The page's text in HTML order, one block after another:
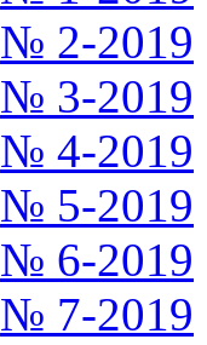
№ 2-2019
№ 3-2019
№ 4-2019
№ 5-2019
№ 6-2019
№ 7-2019